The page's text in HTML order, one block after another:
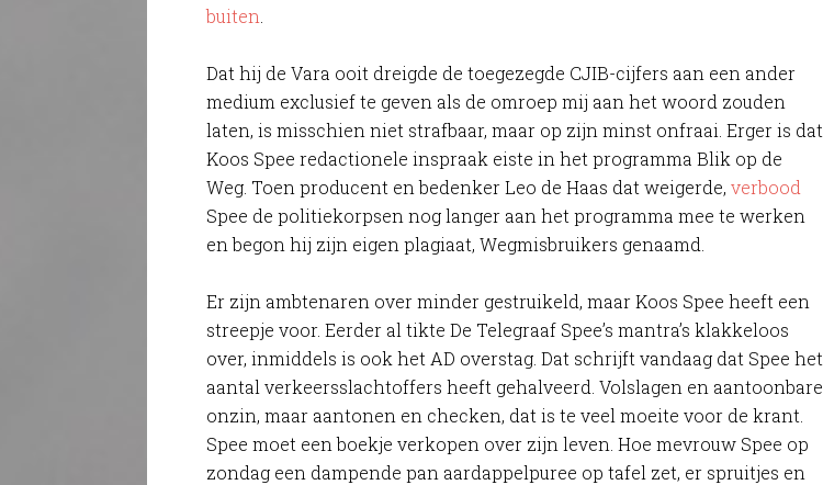
buiten
Dat hij de Vara ooit dreigde de toegezegde CJIB-cijfers aan een ander
medium exclusief te geven als de omroep mij aan het woord zouden
laten, is misschien niet strafbaar, maar op zijn minst onfraai. Erger is dat
Koos Spee redactionele inspraak eiste in het programma Blik op de
Weg. Toen producent en bedenker Leo de Haas dat weigerde,verbood
Spee de politiekorpsen nog langer aan het programma mee te werken
en begon hij zijn eigen plagiaat, Wegmisbruikers genaamd.
Er zijn ambtenaren over minder gestruikeld, maar Koos Spee heeft een
streepje voor. Eerder al tikte De Telegraaf Spee’s mantra’s klakkeloos
over, inmiddels is ook het AD overstag. Dat schrijft vandaag dat Spee het
aantal verkeersslachtoffers heeft gehalveerd. Volslagen en aantoonbare
onzin, maar aantonen en checken, dat is te veel moeite voor de krant.
Spee moet een boekje verkopen over zijn leven. Hoe mevrouw Spee op
zondag een dampende pan aardappelpuree op tafel zet, er spruitjes en